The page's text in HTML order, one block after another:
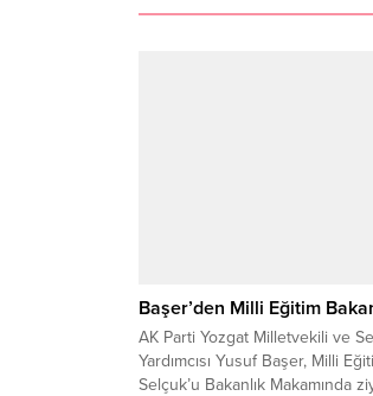
Başer’den Milli Eğitim
AK Parti Yozgat Milletvekili ve
Yardımcısı Yusuf Başer, Milli
Selçuk’u Bakanlık Makamında